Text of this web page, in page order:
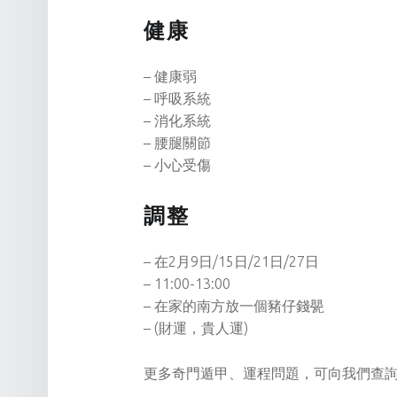
健康
– 健康弱
– 呼吸系統
– 消化系統
– 腰腿關節
– 小心受傷
調整
– 在2月9日/15日/21日/27日
– 11:00-13:00
– 在家的南方放一個豬仔錢甖
– (財運，貴人運)
更多奇門遁甲、運程問題，可向我們查